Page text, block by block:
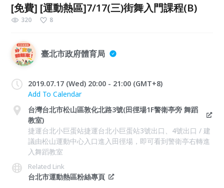
[免費] [運動熱區]7/17(三)街舞入門課程(B)
320 8
臺北市政府體育局
2019.07.17 (Wed) 20:00 - 21:00 (GMT+8)
Add To Calendar
台灣台北市松山區敦化北路3號(田徑場1F警衛亭旁 舞蹈
教室)
捷運台北小巨蛋站捷運台北小巨蛋站3號出口、4號出口 / 建
議由松山運動中心入口進入田徑場，即可看到警衛亭右轉進
入舞蹈教室
Related Link
台北市運動熱區粉絲專頁